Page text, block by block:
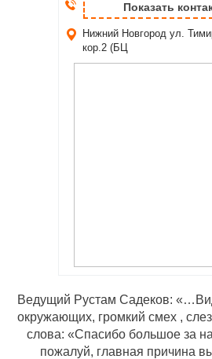
Показать
Нижний Новгород ул.
кор.2 (БЦ
Ведущий Рустам Садеков:
окружающих, громкий смех ,
слова: «Спасибо большое за
пожалуй, главная причина